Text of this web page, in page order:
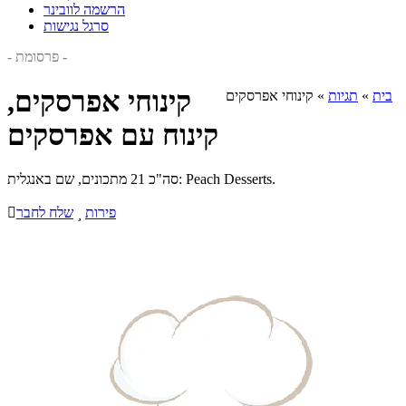
הרשמה לוובינר
סרגל נגישות
- פרסומת -
בית » תגיות » קינוחי אפרסקים
קינוחי אפרסקים,
קינוח עם אפרסקים
סה"כ 21 מתכונים, שם באנגלית: Peach Desserts.
שלח לחבר פירות